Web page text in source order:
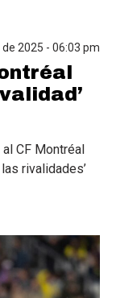
2025 - 06:03 pm
CF Montréal
rivalidades’